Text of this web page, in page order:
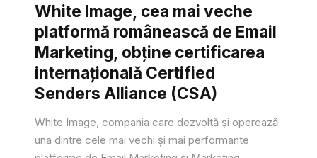
White Image, cea mai veche
platformă românească de Email
Marketing, obține certificarea
internațională Certified
Senders Alliance (CSA)
White Image, compania care dezvoltă și operează
una dintre cele mai vechi și mai performante